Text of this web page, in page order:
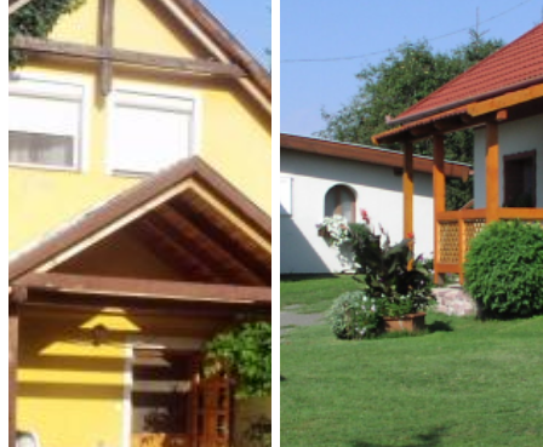
kovácsszénája
vendégház
5 000 Ft (fő / éj-től)
7678 Abaliget, sugár u 26
Típusa: apartmanok •
SZÉP-kártya:
• Klíma:
• WIFI:
• Kutyabarát:
Megnézem
Fenyvesalja
3 500 Ft (fő / éj-től)
7677 Orfű, Orfű
Mecsekrákosi u.25
Típusa: Vendégházak •
SZÉP-kártya:
• Klíma:
• WIFI:
•
Férőhely: 13 fő
Megnézem